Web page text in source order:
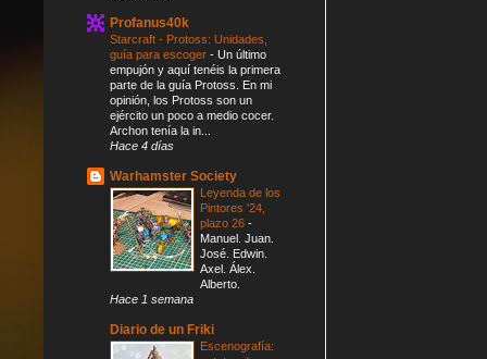
Profanus40k
Starcraft - Protoss: Unidades,
guía para escoger - Un último
empujón y aquí tenéis la primera
parte de la guía Protoss. En mi
opinión, los Protoss son un
ejército un poco a medio cocer.
Archon tenía la in...
Hace 4 días
Warhamster Society
Leyenda de los
Pintores '24,
plazo 26 -
Manuel. Juan.
José. Edwin.
Axel. Álex.
Alberto.
Hace 1 semana
Diario de un Friki
Escenografía: